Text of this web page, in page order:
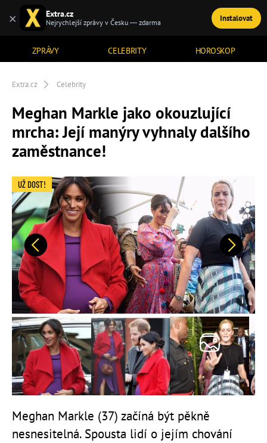
ZPRÁVY CELEBRITY HOROSKOP
TÉMATA
Extra.cz Celebrity
Meghan Markle jako okouzlující
mrcha: Její manýry vyhnaly dalšího
zaměstnance!
Předchozí Další
UŽ DOST!
Meghan Markle (37) začíná být pěkně
nesnesitelná. Spousta lidí o jejím chování
× Extra.cz
Nejrychlejší zprávy v Česku — zdarma Instalovat